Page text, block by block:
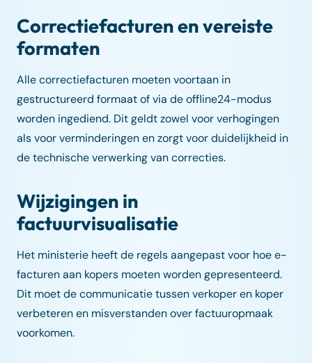
Correctiefacturen en vereiste
formaten
Alle correctiefacturen moeten voortaan in
gestructureerd formaat of via de offline24-modus
worden ingediend. Dit geldt zowel voor verhogingen
als voor verminderingen en zorgt voor duidelijkheid in
de technische verwerking van correcties.
Wijzigingen in
factuurvisualisatie
Het ministerie heeft de regels aangepast voor hoe e-
facturen aan kopers moeten worden gepresenteerd.
Dit moet de communicatie tussen verkoper en koper
verbeteren en misverstanden over factuuropmaak
voorkomen.